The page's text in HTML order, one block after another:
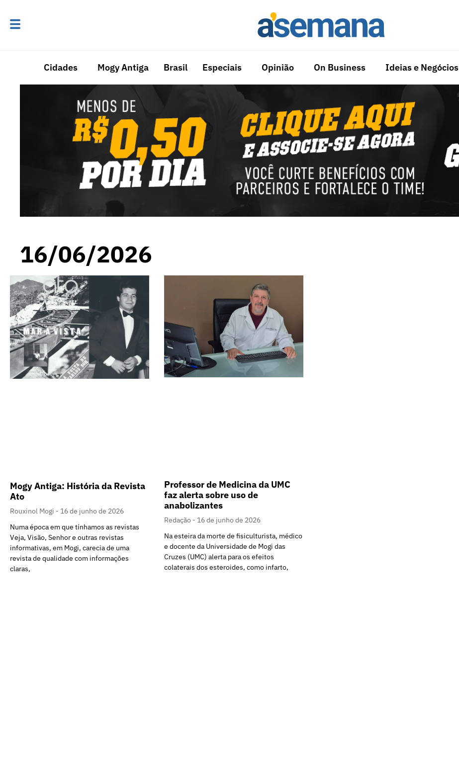
Cidades Mogy Antiga Brasil Especiais Opinião On Business Ideias e Negócios
16/06/2026
Mogy Antiga: História da Revista
Ato
Rouxinol Mogi
16 de junho de 2026
Numa época em que tínhamos as revistas
Veja, Visão, Senhor e outras revistas
informativas, em Mogi, carecia de uma
revista de qualidade com informações
claras,
Professor de Medicina da UMC
faz alerta sobre uso de
anabolizantes
Redação
16 de junho de 2026
Na esteira da morte de fisiculturista, médico
e docente da Universidade de Mogi das
Cruzes (UMC) alerta para os efeitos
colaterais dos esteroides, como infarto,